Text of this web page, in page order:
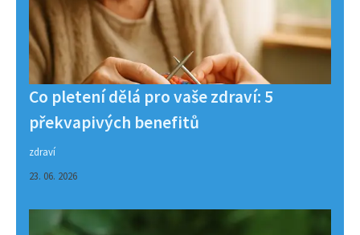
Co pletení dělá pro vaše zdraví: 5
překvapivých benefitů
zdraví
23. 06. 2026